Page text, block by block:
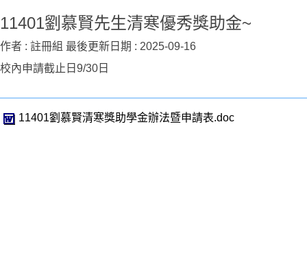
11401劉慕賢先生清寒優秀獎助金~
作者 : 註冊組 最後更新日期 : 2025-09-16
校內申請截止日9/30日
11401劉慕賢清寒獎助學金辦法暨申請表.doc